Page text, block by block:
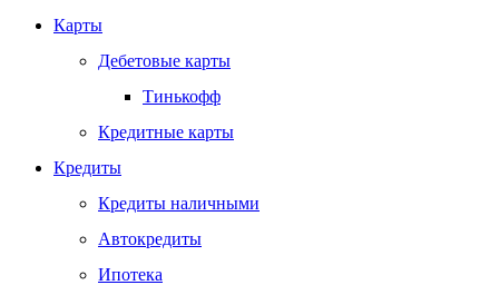
Карты
Дебетовые карты
Тинькофф
Кредитные карты
Кредиты
Кредиты наличными
Автокредиты
Ипотека